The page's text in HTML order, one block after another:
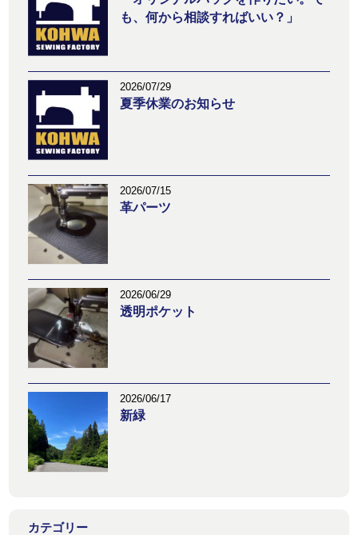
も、何から相談すればいい？」
2026/07/29
夏季休業のお知らせ
2026/07/15
革パーツ
2026/06/29
透明ポケット
2026/06/17
新緑
カテゴリー